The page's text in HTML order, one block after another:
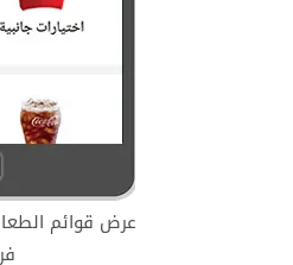
عرض قوائم